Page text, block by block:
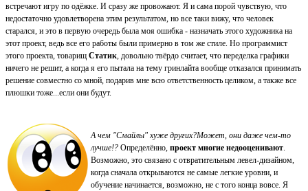
встречают игру по одёжке. И сразу же провожают. Я и сама порой чувствую, что
недостаточно удовлетворена этим результатом, но все таки вижу, что человек
старался, и это в первую очередь была моя ошибка - назначать этого художника на
этот проект, ведь все его работы были примерно в том же стиле. Но программист
этого проекта, товарищ Статик , довольно твёрдо считает, что переделка графики
ничего не решит, а когда я его пытала на тему гринлайта вообще отказался принимать
решение совместно со мной, подарив мне всю ответственность целиком, а также все
плюшки тоже...если они будут.
А чем "Смайлы" хуже других?Может, они даже чем-то
лучше!? Определённо, проект многие недооценивают
Возможно, это связано с отвратительным левел-дизайном,
когда сначала открываются не самые легкие уровни, и
обучение начинается, возможно, не с того конца вовсе. Я